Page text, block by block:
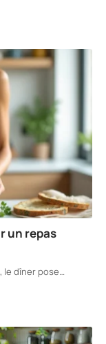
un repas
le dîner pose…